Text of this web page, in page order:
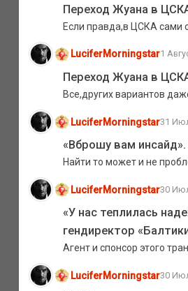
Переход Жуана в
Если правда,в ЦСКА сами
LuciferMorningstar1
Переход Жуана в
Все,других вариантов
LuciferMorningstar31
«Вброшу вам
Найти то может и не
LuciferMorningstar30
«У нас теплилась
гендиректор
Агент и спонсор этого
LuciferMorningstar30